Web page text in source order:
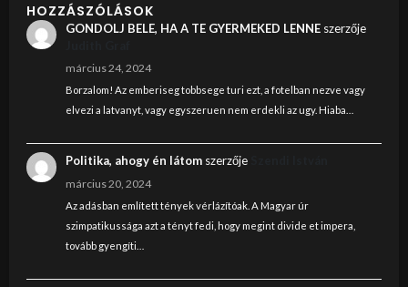
HOZZÁSZÓLÁSOK
GONDOLJ BELE, HA A TE GYERMEKED LENNEszerzője
március 24, 2024
Borzalom! Az emberiseg tobbsege turi ezt, a fotelban nezve vagy
elvezi a latvanyt, vagy egyszeruen nem erdekli az ugy. Hiaba…
Politika, ahogy én látomszerzője
március 20, 2024
Az adásban említett tények vérlázítóak. A Magyar úr
szimpatikussága azt a tényt fedi, hogy megint divide et impera,
tovább gyengíti…